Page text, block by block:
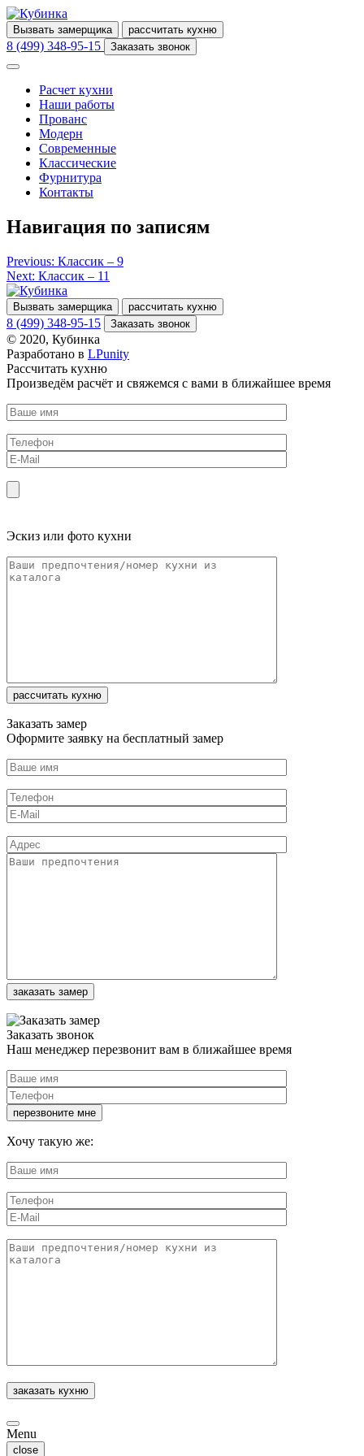
Вызвать замерщика рассчитать кухню
8 (499) 348-95-15 Заказать звонок
Расчет кухни
Наши работы
Прованс
Модерн
Современные
Классические
Фурнитура
Контакты
Навигация по записям
Previous: Классик – 9
Next: Классик – 11
Вызвать замерщика рассчитать кухню
8 (499) 348-95-15 Заказать звонок
© 2020, Кубинка
Разработано в LPunity
Рассчитать кухню
Произведём расчёт и свяжемся с вами в ближайшее время
Эскиз или фото кухни
Заказать замер
Оформите заявку на бесплатный замер
Заказать звонок
Наш менеджер перезвонит вам в ближайшее время
Хочу такую же:
Menu
close